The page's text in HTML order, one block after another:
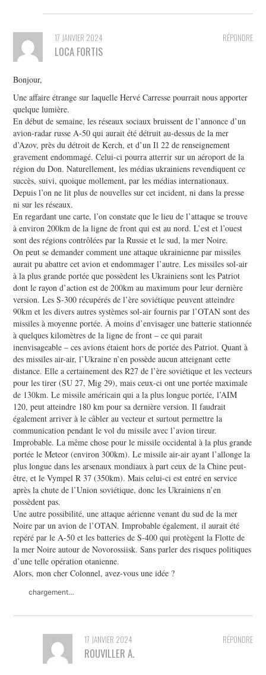
RÉPONDRE
17 JANVIER 2024
LOCA FORTIS
Bonjour,
Une affaire étrange sur laquelle Hervé Carresse pourrait nous apporter
quelque lumière.
En début de semaine, les réseaux sociaux bruissent de l’annonce d’un
avion-radar russe A-50 qui aurait été détruit au-dessus de la mer
d’Azov, près du détroit de Kerch, et d’un Il 22 de renseignement
gravement endommagé. Celui-ci pourra atterrir sur un aéroport de la
région du Don. Naturellement, les médias ukrainiens revendiquent ce
succès, suivi, quoique mollement, par les médias internationaux.
Depuis l’on ne lit plus de nouvelles sur cet incident, ni dans la presse
ni sur les réseaux.
En regardant une carte, l’on constate que le lieu de l’attaque se trouve
à environ 200km de la ligne de front qui est au nord. L’est et l’ouest
sont des régions contrôlées par la Russie et le sud, la mer Noire.
On peut se demander comment une attaque ukrainienne par missiles
aurait pu abattre cet avion et endommager l’autre. Les missiles sol-air
à la plus grande portée que possèdent les Ukrainiens sont les Patriot
dont le rayon d’action est de 200km au maximum pour leur dernière
version. Les S-300 récupérés de l’ère soviétique peuvent atteindre
90km et les divers autres systèmes sol-air fournis par l’OTAN sont des
missiles à moyenne portée. À moins d’envisager une batterie stationnée
à quelques kilomètres de la ligne de front – ce qui parait
inenvisageable – ces avions étaient hors de portée des Patriot. Quant à
des missiles air-air, l’Ukraine n’en possède aucun atteignant cette
distance. Elle a certainement des R27 de l’ère soviétique et les vecteurs
pour les tirer (SU 27, Mig 29), mais ceux-ci ont une portée maximale
de 130km. Le missile américain qui a la plus longue portée, l’AIM
120, peut atteindre 180 km pour sa dernière version. Il faudrait
également arriver à le câbler au vecteur et surtout permettre la
communication pendant le vol du missile avec l’avion tireur.
Improbable. La même chose pour le missile occidental à la plus grande
portée le Meteor (environ 300km). Le missile air-air ayant l’allonge la
plus longue dans les arsenaux mondiaux à part ceux de la Chine peut-
être, et le Vympel R 37 (350km). Mais celui-ci est entré en service
après la chute de l’Union soviétique, donc les Ukrainiens n’en
possèdent pas.
Une autre possibilité, une attaque aérienne venant du sud de la mer
Noire par un avion de l’OTAN. Improbable également, il aurait été
repéré par le A-50 et les batteries de S-400 qui protègent la Flotte de
la mer Noire autour de Novorossiisk. Sans parler des risques politiques
d’une telle opération otanienne.
Alors, mon cher Colonnel, avez-vous une idée ?
chargement…
RÉPONDRE
17 JANVIER 2024
ROUVILLER A.